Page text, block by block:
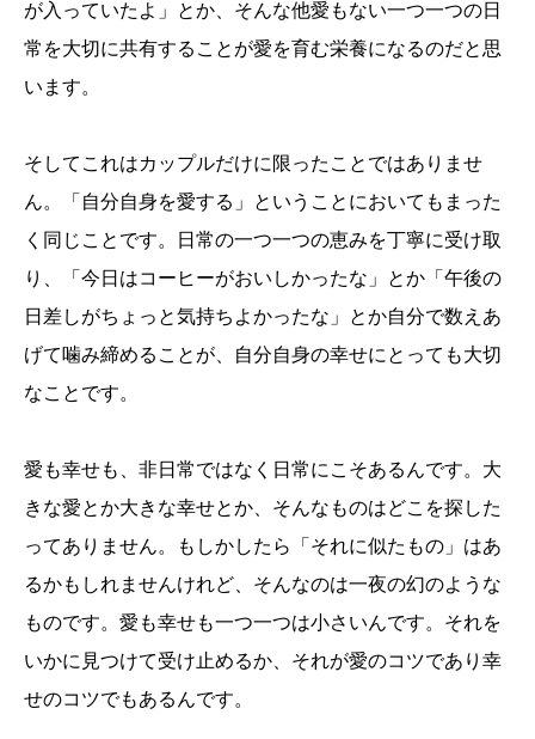
が入っていたよ」とか、そんな他愛もない一つ一つの日
常を大切に共有することが愛を育む栄養になるのだと思
います。
そしてこれはカップルだけに限ったことではありませ
ん。「自分自身を愛する」ということにおいてもまった
く同じことです。日常の一つ一つの恵みを丁寧に受け取
り、「今日はコーヒーがおいしかったな」とか「午後の
日差しがちょっと気持ちよかったな」とか自分で数えあ
げて噛み締めることが、自分自身の幸せにとっても大切
なことです。
愛も幸せも、非日常ではなく日常にこそあるんです。大
きな愛とか大きな幸せとか、そんなものはどこを探した
ってありません。もしかしたら「それに似たもの」はあ
るかもしれませんけれど、そんなのは一夜の幻のような
ものです。愛も幸せも一つ一つは小さいんです。それを
いかに見つけて受け止めるか、それが愛のコツであり幸
せのコツでもあるんです。